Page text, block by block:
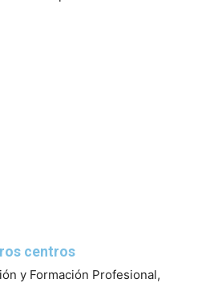
centros
y Formación Profesional,